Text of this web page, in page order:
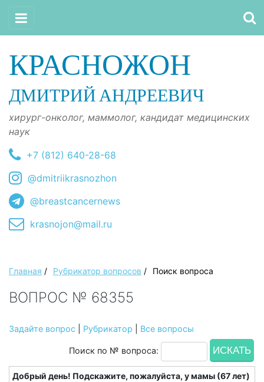
КРАСНОЖОН
ДМИТРИЙ АНДРЕЕВИЧ
хирург-онколог, маммолог, кандидат медицинских
наук
+7 (812) 640-28-68
@dmitriikrasnozhon
@breastcancernews
krasnojon@mail.ru
Главная / Рубрикатор вопросов / Поиск вопроса
ВОПРОС № 68355
Задайте вопрос Рубрикатор Все вопросы
Поиск по № вопроса:
Добрый день! Подскажите, пожалуйста, у мамы (67 лет)